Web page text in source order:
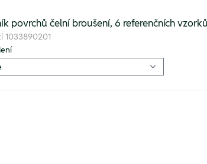
povrchů čelní broušení, 6 referenčních
1033890201